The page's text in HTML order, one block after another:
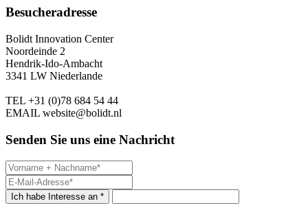
Besucheradresse
Bolidt Innovation Center
Noordeinde 2
Hendrik-Ido-Ambacht
3341 LW Niederlande
TEL +31 (0)78 684 54 44
EMAIL website@bolidt.nl
Senden Sie uns eine Nachricht
Ich habe Interesse an *